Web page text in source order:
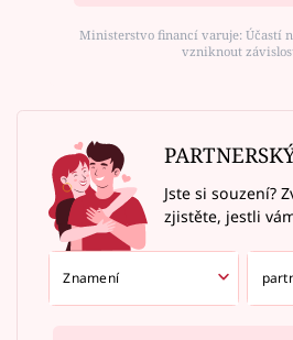
Ministerstvo financí varuje: Účastí
vzniknout
Jste si souzení?
zjistěte, jestli